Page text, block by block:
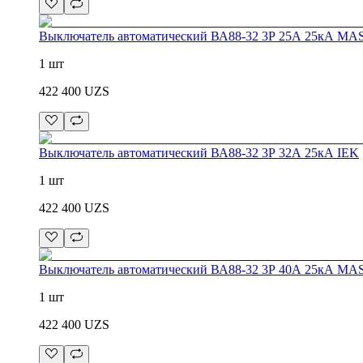
Выключатель автоматический ВА88-32 3Р 25А 25кА
1 шт
422 400 UZS
Выключатель автоматический ВА88-32 3Р 32А 25кА IEK
1 шт
422 400 UZS
Выключатель автоматический ВА88-32 3Р 40А 25кА
1 шт
422 400 UZS